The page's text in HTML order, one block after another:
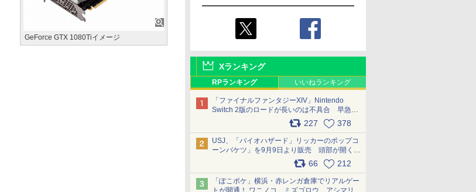
Xランキング
RPランキング いいねランキング
「ファイナルファンタジーXIV」Nintendo
Switch 2版のロードが長いのは不具合 早急に
アップデートできるよう対応中227 378
USJ、「バイオハザード」リッカーのポップコ
ーンバケツ」を9月9日より販売 頭部が開く仕
組み。味は恐怖を堪のう「味噌フレーバー」
66 212
「ぽこポケ」横浜・赤レンガ倉庫でリアルゲー
トが開通！ ワニノコ、ミズゴロウ、アシマリ登
GeForce GTX 1080Tiイメージ